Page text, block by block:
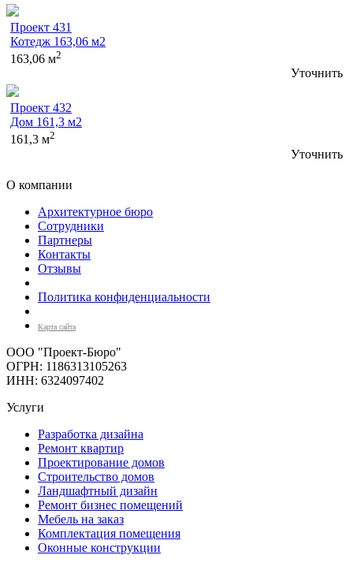
Проект 431
Котедж 163,06 м2
163,06 м2
Уточнить
Проект 432
Дом 161,3 м2
161,3 м2
Уточнить
О компании
Архитектурное бюро
Сотрудники
Партнеры
Контакты
Отзывы
Политика конфиденциальности
Карта сайта
ООО "Проект-Бюро"
ОГРН: 1186313105263
ИНН: 6324097402
Услуги
Разработка дизайна
Ремонт квартир
Проектирование домов
Строительство домов
Ландшафтный дизайн
Ремонт бизнес помещений
Мебель на заказ
Комплектация помещения
Оконные конструкции